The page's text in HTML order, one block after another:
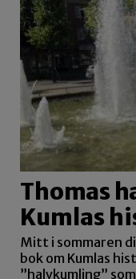
Thomas
Kumlas
Mitt i sommaren
bok om Kumlas
”halvkumling”